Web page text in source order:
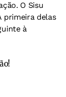
O Sisu
primeira delas
à